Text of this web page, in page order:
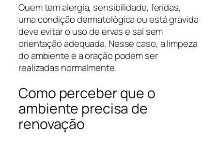
Quem tem alergia, sensibilidade, feridas,
uma condição dermatológica ou está grávida
deve evitar o uso de ervas e sal sem
orientação adequada. Nesse caso, a limpeza
do ambiente e a oração podem ser
realizadas normalmente.
Como perceber que o
ambiente precisa de
renovação